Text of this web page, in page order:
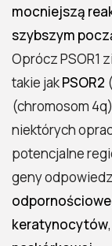
mocniejszą
szybszym
Oprócz PSOR1
takie jakPSOR2
(chromosom
niektórych
potencjalne
geny
keratynocytów